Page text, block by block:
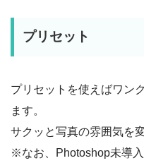
プリセット
プリセットを使えばワン
ます。
サクッと写真の雰囲気を
※なお、Photoshop未導